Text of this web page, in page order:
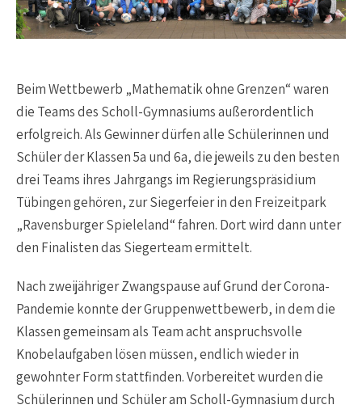
Beim Wettbewerb „Mathematik ohne Grenzen“ waren
die Teams des Scholl-Gymnasiums außerordentlich
erfolgreich. Als Gewinner dürfen alle Schülerinnen und
Schüler der Klassen 5a und 6a, die jeweils zu den besten
drei Teams ihres Jahrgangs im Regierungspräsidium
Tübingen gehören, zur Siegerfeier in den Freizeitpark
„Ravensburger Spieleland“ fahren. Dort wird dann unter
den Finalisten das Siegerteam ermittelt.
Nach zweijähriger Zwangspause auf Grund der Corona-
Pandemie konnte der Gruppenwettbewerb, in dem die
Klassen gemeinsam als Team acht anspruchsvolle
Knobelaufgaben lösen müssen, endlich wieder in
gewohnter Form stattfinden. Vorbereitet wurden die
Schülerinnen und Schüler am Scholl-Gymnasium durch